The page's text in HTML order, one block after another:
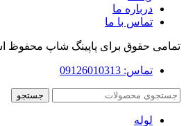
درباره ما
تماس با ما
تمامی حقوق برای پاپینگ شاپ محفوظ
تماس: 09126010313
جستجو
لوله